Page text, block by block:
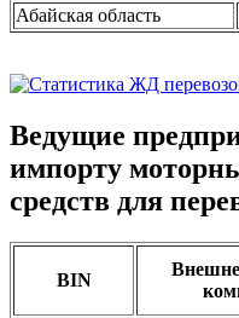
Абайская область
Ведущие
импорту
средств для
BIN